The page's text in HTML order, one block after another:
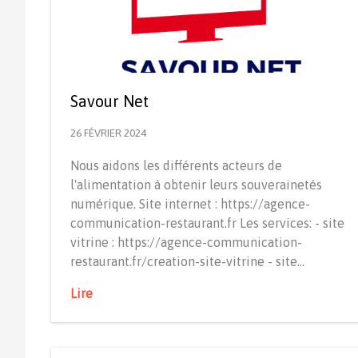
Savour Net
26 FÉVRIER 2024
Nous aidons les différents acteurs de
l'alimentation à obtenir leurs souverainetés
numérique. Site internet : https://agence-
communication-restaurant.fr Les services: - site
vitrine : https://agence-communication-
restaurant.fr/creation-site-vitrine - site…
Lire